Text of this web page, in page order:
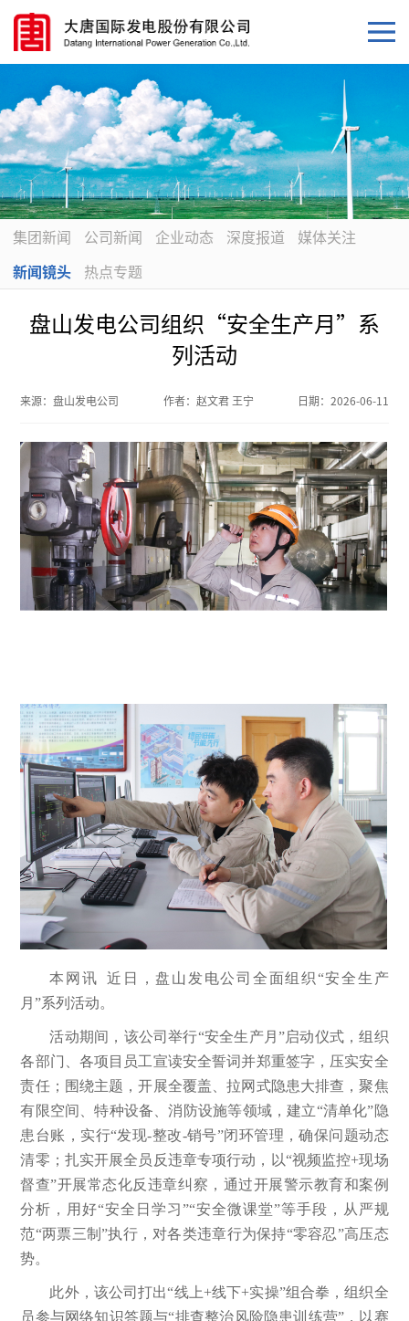
集团新闻 公司新闻 企业动态 深度报道
媒体关注
新闻镜头
热点专题
盘山发电公司组织“安全生产月”系
列活动
来源：盘山发电公司 作者： 赵文君 王宁 日期： 2026-06-11
本网讯 近日，盘山发电公司全面组织“安全生产
月”系列活动。
活动期间，该公司举行“安全生产月”启动仪式，组织
各部门、各项目员工宣读安全誓词并郑重签字，压实安全
责任；围绕主题，开展全覆盖、拉网式隐患大排查，聚焦
有限空间、特种设备、消防设施等领域，建立“清单化”隐
患台账，实行“发现-整改-销号”闭环管理，确保问题动态
清零；扎实开展全员反违章专项行动，以“视频监控+现场
督查”开展常态化反违章纠察，通过开展警示教育和案例
分析，用好“安全日学习”“安全微课堂”等手段，从严规
范“两票三制”执行，对各类违章行为保持“零容忍”高压态
势。
此外，该公司打出“线上+线下+实操”组合拳，组织全
员参与网络知识答题与“排查整治风险隐患训练营”，以赛